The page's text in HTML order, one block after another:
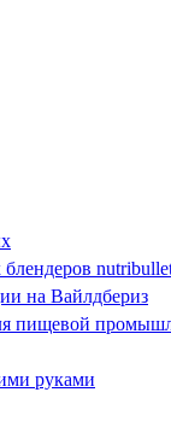
на Вайлдбериз
пищевой
руками